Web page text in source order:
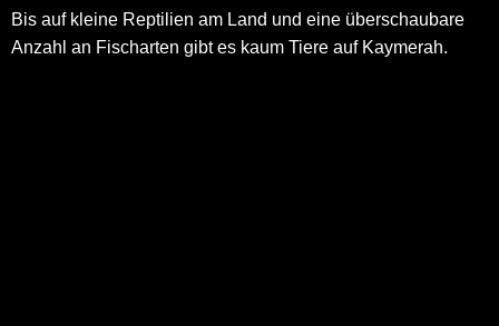
Bis auf kleine Reptilien am Land und eine überschaubare
Anzahl an Fischarten gibt es kaum Tiere auf Kaymerah.